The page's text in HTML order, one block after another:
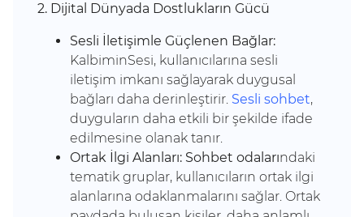
2. Dijital Dünyada Dostlukların Gücü
Sesli İletişimle Güçlenen Bağlar:
KalbiminSesi, kullanıcılarına sesli
iletişim imkanı sağlayarak duygusal
bağları daha derinleştirir. Sesli sohbet,
duyguların daha etkili bir şekilde ifade
edilmesine olanak tanır.
Ortak İlgi Alanları: Sohbet odalarındaki
tematik gruplar, kullanıcıların ortak ilgi
alanlarına odaklanmalarını sağlar. Ortak